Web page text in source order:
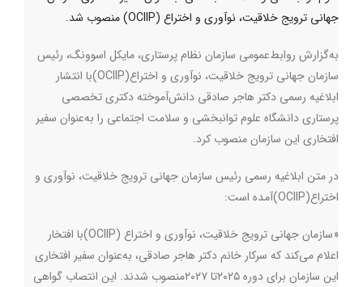
جهانی ترویج خلاقیت، نوآوری و اختراع (OCIIP) منصوب شد.
به‌گزارش روابط‌عمومی سازمان نظام پرستاری، مایکل اسوونگ، رئیس
سازمان جهانی ترویج خلاقیت، نوآوری و اختراع(OCIIP)با انتشار
ابلاغیه رسمی دکتر هاجر صادقی دانش‌آموخته دکتری تخصصی
پرستاری دانشگاه علوم توانبخشی و سلامت اجتماعی را به‌عنوان سفیر
افتخاری این سازمان منصوب کرد.
در متن ابلاغیه رسمی رئیس سازمان جهانی ترویج خلاقیت، نوآوری و
اختراع(OCIIP)آمده است:
«سازمان جهانی ترویج خلاقیت، نوآوری و اختراع (OCIIP)با افتخار
اعلام می‌کند که سرکار خانم دکتر هاجر صادقی، به‌عنوان سفیر افتخاری
این سازمان برای دوره ۲۰۲۵تا ۲۰۲۷منصوب شدند. این انتصاب گواهی